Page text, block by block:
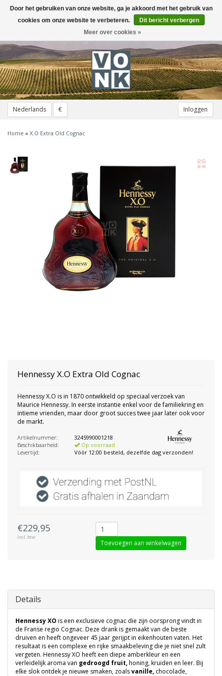
Nederlands € Inloggen
Toggle
navigation
Home » X.O Extra Old Cognac
HennessyX.O Extra Old Cognac
Hennessy X.O is in 1870 ontwikkeld op speciaal verzoek van
Maurice Hennessy. In eerste instantie enkel voor de familiekring en
intieme vrienden, maar door groot succes twee jaar later ook voor
de markt.
Artikelnummer:
3245990001218
Beschikbaarheid:
Op voorraad
Levertijd:
Vóór 12:00 besteld, dezelfde dag verzonden!
€229,95
Incl. btw
Toevoegen aan winkelwagen
Details
Hennessy XO is een exclusieve cognac die zijn oorsprong vindt in
de Franse regio Cognac. Deze drank is gemaakt van de beste
druiven en heeft ongeveer 45 jaar gerijpt in eikenhouten vaten. Het
resultaat is een complexe en rijke smaakbeleving die je niet snel zult
vergeten. Hennessy XO heeft een diepe amberkleur en een
verleidelijk aroma van gedroogd fruit,honing, kruiden en leer. Bij
elke slok ontdek je nieuwe smaken, zoalsvanille, chocolade,
Door het gebruiken van onze website, ga je akkoord met het gebruik van
cookies om onze website te verbeteren.
Dit bericht verbergen
Meer over cookies »